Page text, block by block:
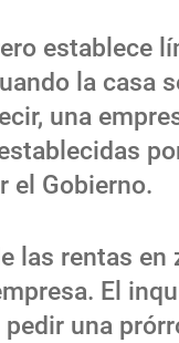
establece
la casa
una
el Gobierno.
las rentas en
El
una